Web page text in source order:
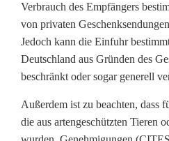
Verbrauch des Empfängers
von privaten
Jedoch kann die Einfuhr
Deutschland aus Gründen des
beschränkt oder sogar generell
Außerdem ist zu beachten, dass
die aus artengeschützten Tieren